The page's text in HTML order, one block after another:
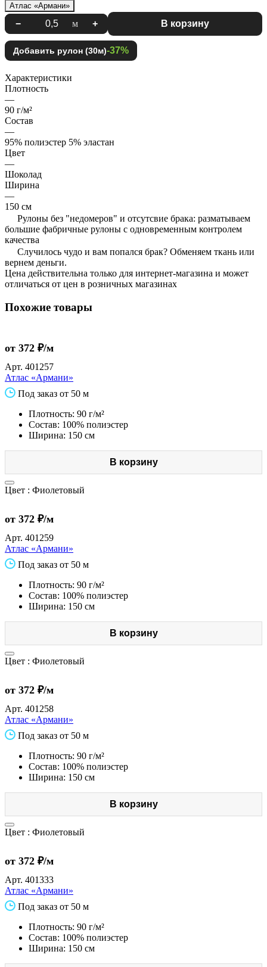
Атлас «Армани»
− м + В корзину
Добавить рулон (30м)-37%
Характеристики
Плотность
—
90 г/м²
Состав
—
95% полиэстер 5% эластан
Цвет
—
Шоколад
Ширина
—
150 см
Рулоны без "недомеров" и отсутсвие брака: разматываем
большие фабричные рулоны с одновременным контролем
качества
Случилось чудо и вам попался брак? Обменяем ткань или
вернем деньги.
Цена действительна только для интернет-магазина и может
отличаться от цен в розничных магазинах
Похожие товары
от 372 ₽/м
Арт. 401257
Атлас «Армани»
Под заказ от 50 м
Плотность: 90 г/м²
Состав: 100% полиэстер
Ширина: 150 см
В корзину
Цвет : Фиолетовый
от 372 ₽/м
Арт. 401259
Атлас «Армани»
Под заказ от 50 м
Плотность: 90 г/м²
Состав: 100% полиэстер
Ширина: 150 см
В корзину
Цвет : Фиолетовый
от 372 ₽/м
Арт. 401258
Атлас «Армани»
Под заказ от 50 м
Плотность: 90 г/м²
Состав: 100% полиэстер
Ширина: 150 см
В корзину
Цвет : Фиолетовый
от 372 ₽/м
Арт. 401333
Атлас «Армани»
Под заказ от 50 м
Плотность: 90 г/м²
Состав: 100% полиэстер
Ширина: 150 см